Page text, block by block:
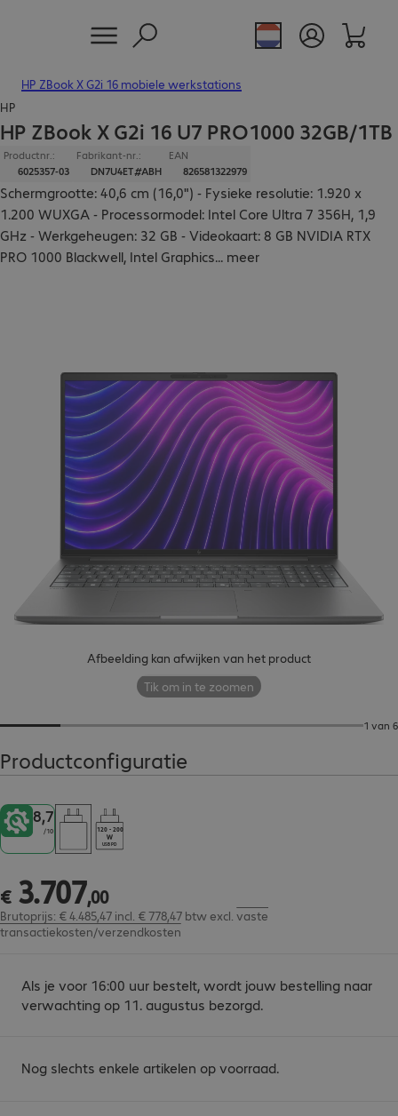
HP ZBook X G2i 16 mobiele werkstations
Afbeelding kan afwijken van het product
Tik om in te zoomen
1 van 6
HP
HP ZBook X G2i 16 U7 PRO1000 32GB/1TB
Productnr.:
6025357-03
Fabrikant-nr.:
DN7U4ET#ABH
EAN
826581322979
Schermgrootte: 40,6 cm (16,0") - Fysieke resolutie: 1.920 x
1.200 WUXGA - Processormodel: Intel Core Ultra 7 356H, 1,9
GHz - Werkgeheugen: 32 GB - Videokaart: 8 GB NVIDIA RTX
PRO 1000 Blackwell, Intel Graphics... meer
Productconfiguratie
8,7
/10 120 - 200
USB PD
€ 3.707,00
€ 3.707,00
Brutoprijs: € 4.485,47 incl. € 778,47 btw excl. vaste
transactiekosten/verzendkosten
Als je voor 16:00 uur bestelt, wordt jouw bestelling naar
verwachting op 11. augustus bezorgd.
Nog slechts enkele artikelen op voorraad.